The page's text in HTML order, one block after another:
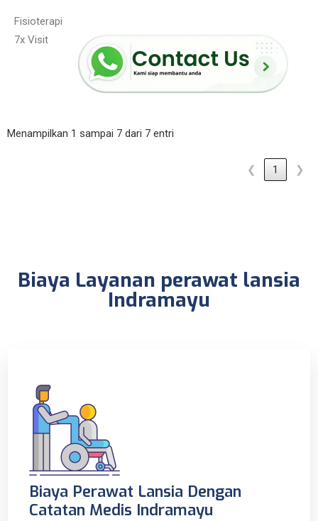
Fisioterapi
7x Visit
Menampilkan 1 sampai 7 dari 7 entri
❮ 1 ❯
Biaya Layanan perawat lansia
Indramayu
Biaya Perawat Lansia Dengan
Catatan Medis Indramayu